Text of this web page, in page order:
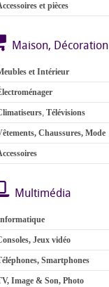
et pièces
Maison, Décoration
et Intérieur
, Télévisions
Chaussures, Mode
Multimédia
Jeux vidéo
Smartphones
Image & Son, Photo